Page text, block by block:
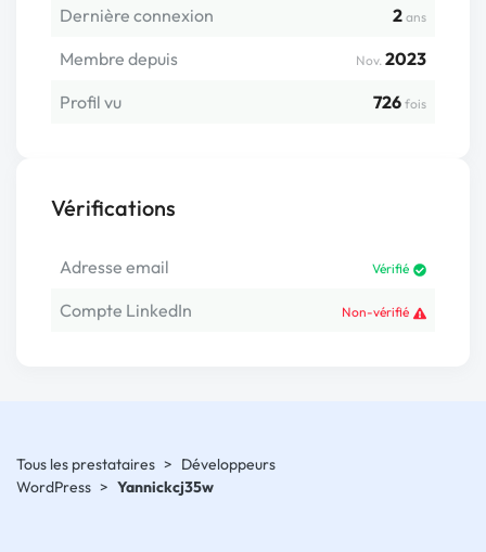
Dernière connexion 2 ans
Membre depuis Nov. 2023
Profil vu
726 fois
Vérifications
Adresse email Vérifié
Compte LinkedIn Non-vérifié
Tous les prestataires > Développeurs
WordPress > Yannickcj35w